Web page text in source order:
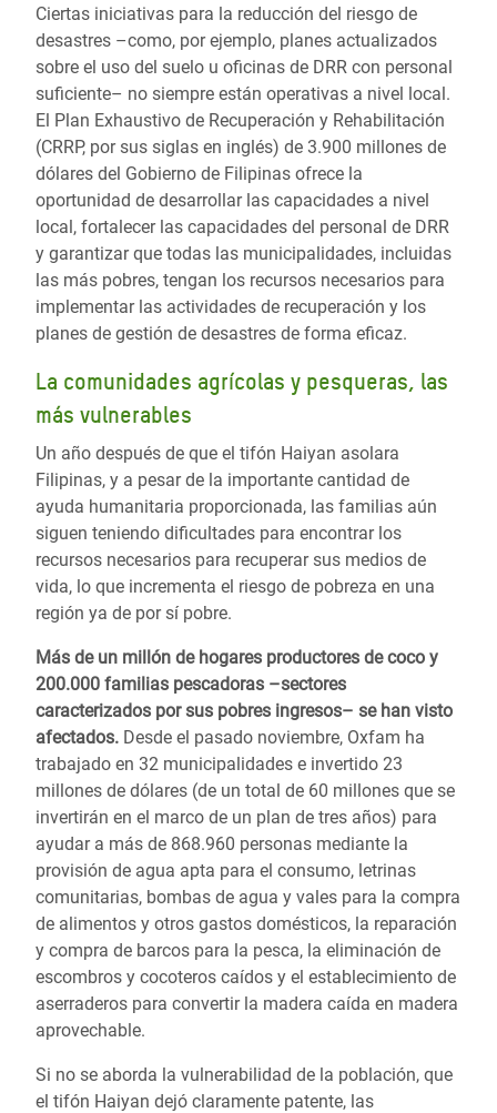
Ciertas iniciativas para la reducción del riesgo de
desastres –como, por ejemplo, planes actualizados
sobre el uso del suelo u oficinas de DRR con personal
suficiente– no siempre están operativas a nivel local.
El Plan Exhaustivo de Recuperación y Rehabilitación
(CRRP, por sus siglas en inglés) de 3.900 millones de
dólares del Gobierno de Filipinas ofrece la
oportunidad de desarrollar las capacidades a nivel
local, fortalecer las capacidades del personal de DRR
y garantizar que todas las municipalidades, incluidas
las más pobres, tengan los recursos necesarios para
implementar las actividades de recuperación y los
planes de gestión de desastres de forma eficaz.
La comunidades agrícolas y pesqueras, las
más vulnerables
Un año después de que el tifón Haiyan asolara
Filipinas, y a pesar de la importante cantidad de
ayuda humanitaria proporcionada, las familias aún
siguen teniendo dificultades para encontrar los
recursos necesarios para recuperar sus medios de
vida, lo que incrementa el riesgo de pobreza en una
región ya de por sí pobre.
Más de un millón de hogares productores de coco y
200.000 familias pescadoras –sectores
caracterizados por sus pobres ingresos– se han visto
afectados. Desde el pasado noviembre, Oxfam ha
trabajado en 32 municipalidades e invertido 23
millones de dólares (de un total de 60 millones que se
invertirán en el marco de un plan de tres años) para
ayudar a más de 868.960 personas mediante la
provisión de agua apta para el consumo, letrinas
comunitarias, bombas de agua y vales para la compra
de alimentos y otros gastos domésticos, la reparación
y compra de barcos para la pesca, la eliminación de
escombros y cocoteros caídos y el establecimiento de
aserraderos para convertir la madera caída en madera
aprovechable.
Si no se aborda la vulnerabilidad de la población, que
el tifón Haiyan dejó claramente patente, las